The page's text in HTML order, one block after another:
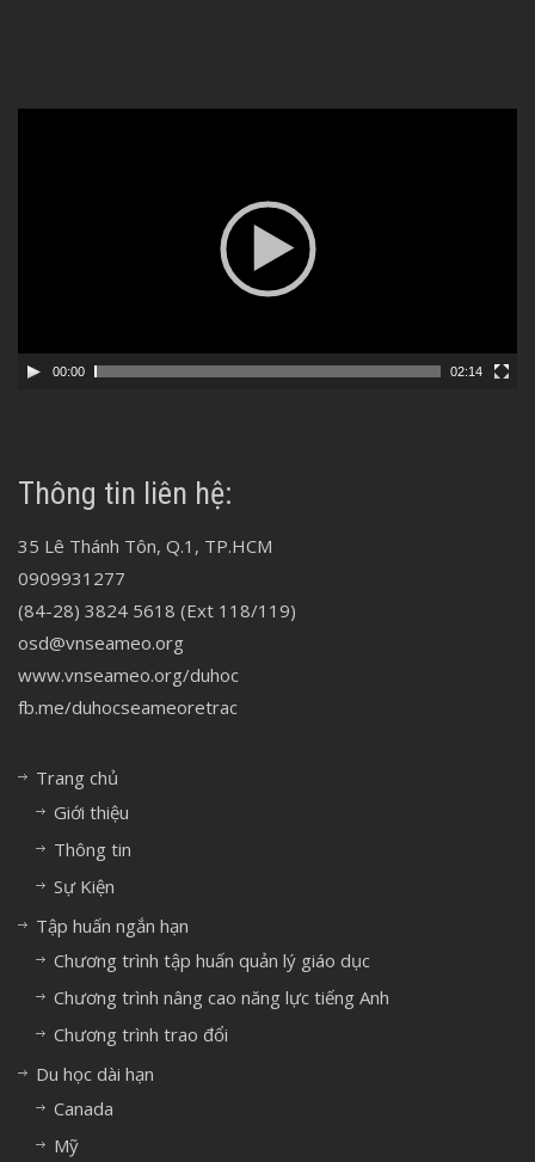
00:00 02:14
Thông tin liên hệ:
35 Lê Thánh Tôn, Q.1, TP.HCM
0909931277
(84-28) 3824 5618 (Ext 118/119)
osd@vnseameo.org
www.vnseameo.org/duhoc
fb.me/duhocseameoretrac
Trang chủ
Giới thiệu
Thông tin
Sự Kiện
Tập huấn ngắn hạn
Chương trình tập huấn quản lý giáo dục
Chương trình nâng cao năng lực tiếng Anh
Chương trình trao đổi
Du học dài hạn
Canada
Mỹ